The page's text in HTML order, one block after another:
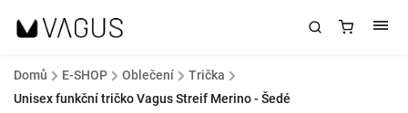
Domů / E-SHOP / Oblečení / Trička /
Unisex funkční tričko Vagus Streif Merino - Šedé